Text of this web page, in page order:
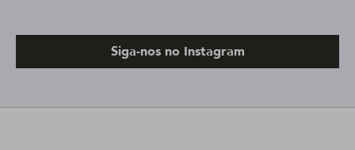
Siga-nos no Instagram